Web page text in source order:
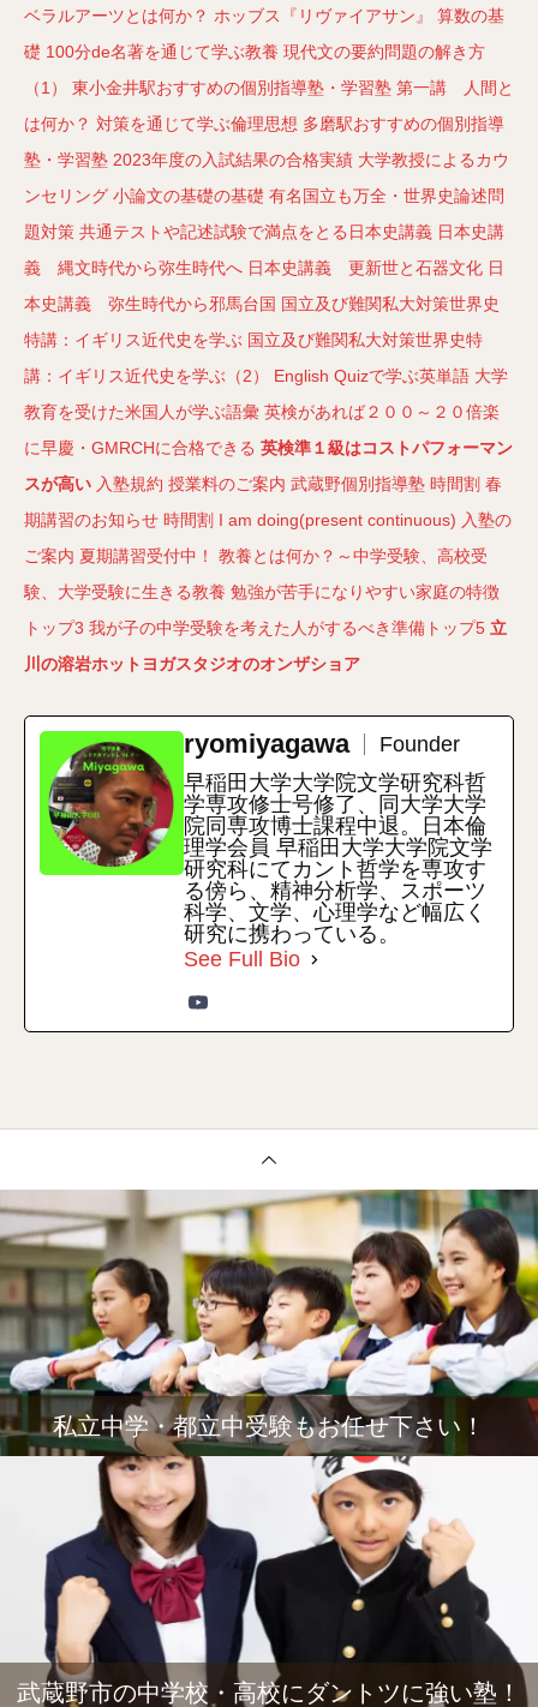
ベラルアーツとは何か？ ホッブス『リヴァイアサン』
算数の基
礎 100分de名著を通じて学ぶ教養 現代文の要約問題の解き方
（1）
東小金井駅おすすめの個別指導塾・学習塾 第一講 人間と
は何か？ 対策を通じて学ぶ倫理思想 多磨駅おすすめの個別指導
塾・学習塾 2023年度の入試結果の合格実績 大学教授によるカウ
ンセリング 小論文の基礎の基礎 有名国立も万全・世界史論述問
題対策 共通テストや記述試験で満点をとる日本史講義 日本史講
義 縄文時代から弥生時代へ 日本史講義 更新世と石器文化 日
本史講義 弥生時代から邪馬台国 国立及び難関私大対策世界史
特講：イギリス近代史を学ぶ 国立及び難関私大対策世界史特
講：イギリス近代史を学ぶ（2）
English Quizで学ぶ英単語 大学
教育を受けた米国人が学ぶ語彙 英検があれば２００～２０倍楽
に早慶・GMRCHに合格できる 英検準１級はコストパフォーマン
スが高い 入塾規約 授業料のご案内 武蔵野個別指導塾 時間割 春
期講習のお知らせ 時間割 I am doing(present continuous) 入塾の
ご案内 夏期講習受付中！
教養とは何か？～中学受験、高校受
験、大学受験に生きる教養 勉強が苦手になりやすい家庭の特徴
トップ3 我が子の中学受験を考えた人がするべき準備トップ5 立
川の溶岩ホットヨガスタジオのオンザショア
ryomiyagawa
Founder
早稲田大学大学院文学研究科哲
学専攻修士号修了、同大学大学
院同専攻博士課程中退。日本倫
理学会員 早稲田大学大学院文学
研究科にてカント哲学を専攻す
る傍ら、精神分析学、スポーツ
科学、文学、心理学など幅広く
研究に携わっている。
See Full Bio
私立中学・都立中受験もお任せ下さい！
武蔵野市の中学校・高校にダントツに強い塾！